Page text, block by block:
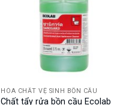
HÓA CHẤT VỆ SINH BỒN CẦU
Chất tẩy rửa bồn cầu Ecolab